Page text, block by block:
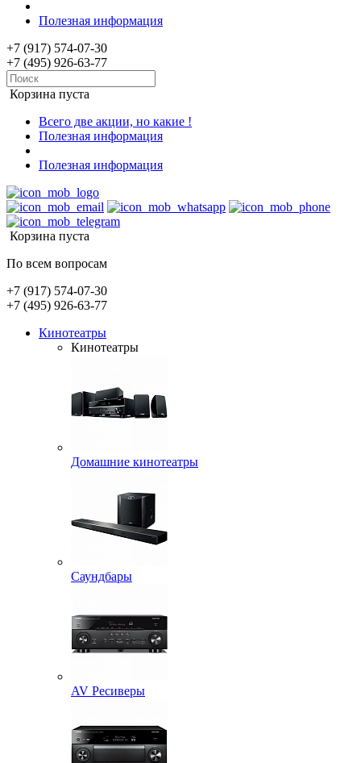
Полезная информация
+7 (917) 574-07-30
+7 (495) 926-63-77
Корзина пуста
Всего две акции, но какие !
Полезная информация
Полезная информация
Корзина пуста
По всем вопросам
+7 (917) 574-07-30
+7 (495) 926-63-77
Кинотеатры
Кинотеатры
Домашние кинотеатры
Саундбары
AV Ресиверы